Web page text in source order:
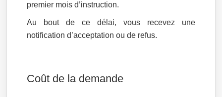
premier mois d’instruction.
Au bout de ce délai, vous recevez une
notification d’acceptation ou de refus.
Coût de la demande